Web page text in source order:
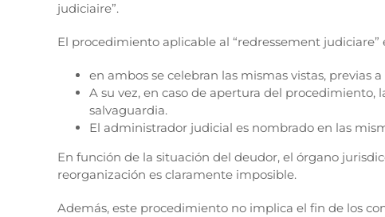
judiciaire”.
El procedimiento aplicable al “redressement
en ambos se celebran las mismas vistas, previas
A su vez, en caso de apertura del
salvaguardia.
El administrador judicial es nombrado en las
En función de la situación del deudor, el órgano
reorganización es claramente imposible.
Además, este procedimiento no implica el fin de los